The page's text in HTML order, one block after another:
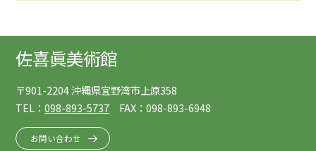
佐喜眞美術館
〒901-2204 沖縄県宜野湾市上原358
TEL：098-893-5737 FAX：098-893-6948
お問い合わせ